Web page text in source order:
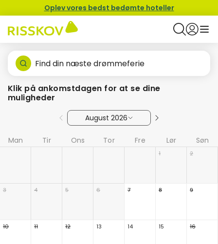
Oplev vores bedst bedømte hoteller
Find din næste drømmeferie
Klik på ankomstdagen for at se dine
muligheder
August 2026
Man Tir Ons Tor Fre Lør Søn
1 2
3 4 5 6 7 8 9
10 11 12 13 14 15 16